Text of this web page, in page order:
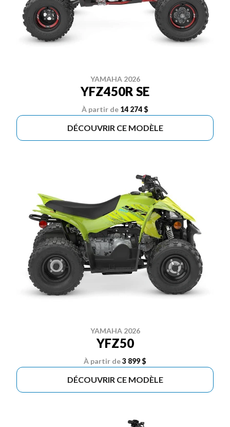
YAMAHA 2026
YFZ450R SE
À partir de 14 274 $
DÉCOUVRIR CE MODÈLE
YAMAHA 2026
YFZ50
À partir de3 899 $
DÉCOUVRIR CE MODÈLE